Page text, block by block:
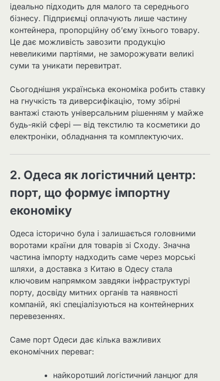
ідеально підходить для малого та середнього
бізнесу. Підприємці оплачують лише частину
контейнера, пропорційну об’єму їхнього товару.
Це дає можливість завозити продукцію
невеликими партіями, не заморожувати великі
суми та уникати перевитрат.
Сьогоднішня українська економіка робить ставку
на гнучкість та диверсифікацію, тому збірні
вантажі стають універсальним рішенням у майже
будь-якій сфері — від текстилю та косметики до
електроніки, обладнання та комплектуючих.
2. Одеса як логістичний центр:
порт, що формує імпортну
економіку
Одеса історично була і залишається головними
воротами країни для товарів зі Сходу. Значна
частина імпорту надходить саме через морські
шляхи, а доставка з Китаю в Одесу стала
ключовим напрямком завдяки інфраструктурі
порту, досвіду митних органів та наявності
компаній, які спеціалізуються на контейнерних
перевезеннях.
Саме порт Одеси дає кілька важливих
економічних переваг:
найкоротший логістичний ланцюг для